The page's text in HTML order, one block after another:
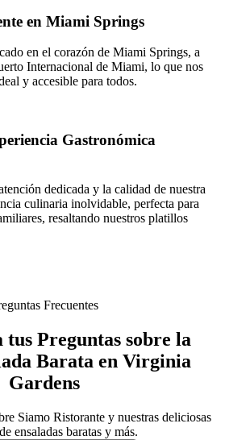
en Miami Springs
en el corazón de Miami Springs, a
Internacional de Miami, lo que nos
y accesible para todos.
Gastronómica
dedicada y la calidad de nuestra
culinaria inolvidable, perfecta para
resaltando nuestros platillos
Frecuentes
tus Preguntas sobre la
Barata en Virginia
Gardens
Siamo Ristorante y nuestras deliciosas
ensaladas baratas y más.